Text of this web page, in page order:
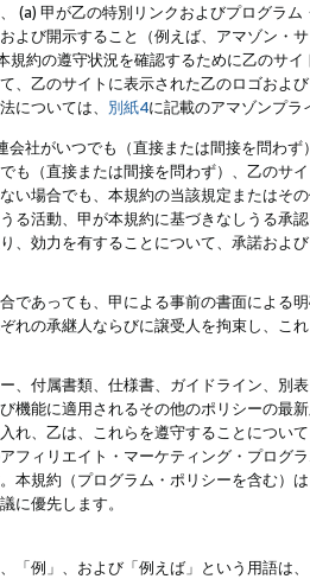
(a) 甲が乙の特別リンクおよびプログラ
よび開示すること（例えば、アマゾン・
規約の遵守状況を確認するために乙のサ
、乙のサイトに表示された乙のロゴおよ
については、 別紙4に記載のアマゾンプ
会社がいつでも（直接または間接を問わ
も（直接または間接を問わず）、乙のサ
い場合でも、本規約の当該規定またはそ
る活動、甲が本規約に基づきなしうる承
、効力を有することについて、承諾およ
であっても、甲による事前の書面による
れの承継人ならびに譲受人を拘束し、こ
、付属書類、仕様書、ガイドライン、別
機能に適用されるその他のポリシーの最
れ、乙は、これらを遵守することにつ
フィリエイト・マーケティング・プログ
本規約（プログラム・ポリシーを含む）
に優先します。
「例」、および「例えば」という用語は